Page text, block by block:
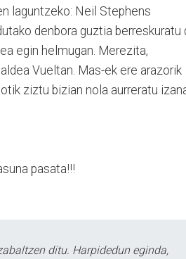
laguntzeko: Neil Stephens
denbora guztia berreskuratu
egin helmugan. Merezita,
Vueltan. Mas-ek ere arazorik
ziztu bizian nola aurreratu
pasata!!!
ditu. Harpidedun eginda,